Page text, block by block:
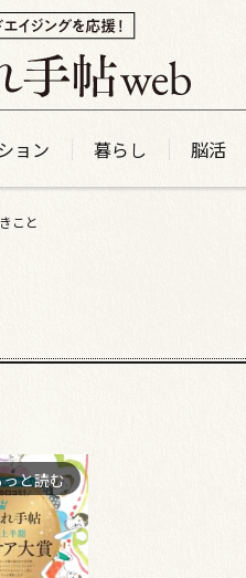
ョン 暮らし 脳活
こと
と読む